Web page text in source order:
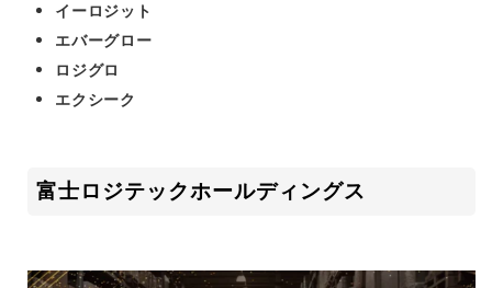
イーロジット
エバーグロー
ロジグロ
エクシーク
富士ロジテックホールディングス